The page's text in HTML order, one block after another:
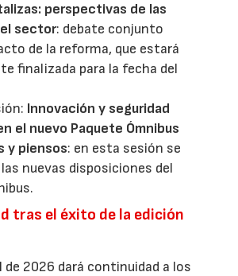
perspectivas de las
sector: debate conjunto
de la reforma, que estará
finalizada para la fecha del
Innovación y seguridad
el nuevo Paquete Ómnibus
y piensos: en esta sesión se
nuevas disposiciones del
tras el éxito de la edición
de 2026 dará continuidad a los